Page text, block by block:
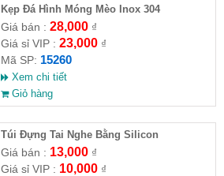
Kẹp Đá Hình Móng Mèo Inox 304
Giá bán : 28,000₫
Giá sỉ VIP : 23,000₫
Mã SP: 15260
Xem chi tiết
Giỏ hàng
Túi Đựng Tai Nghe Bằng Silicon
Giá bán : 13,000₫
Giá sỉ VIP : 10,000₫